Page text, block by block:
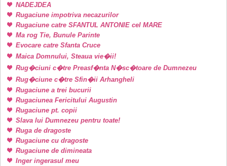
NADEJDEA
Rugaciune impotriva necazurilor
Rugaciune catre SFANTUL ANTONIE cel MARE
Ma rog Tie, Bunule Parinte
Evocare catre Sfanta Cruce
Maica Domnului, Steaua vie�ii!
Rug�ciuni c�tre Preasf�nta N�sc�toare de Dumnezeu
Rug�ciune c�tre Sfin�ii Arhangheli
Rugaciune a trei bucurii
Rugaciunea Fericitului Augustin
Rugaciune pt. copii
Slava lui Dumnezeu pentru toate!
Ruga de dragoste
Rugaciune cu dragoste
Rugaciune de dimineata
Inger ingerasul meu